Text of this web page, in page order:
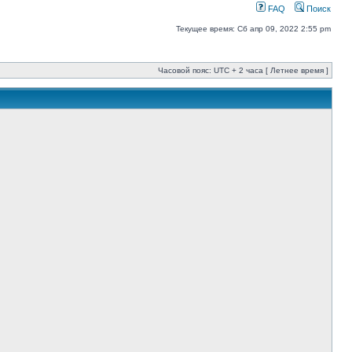
FAQ Поиск
Текущее время: Сб апр 09, 2022 2:55 pm
Часовой пояс: UTC + 2 часа [ Летнее время ]